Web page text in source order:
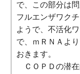
で、この部分は
フルエンザワク
ようで、不活化
で、ｍＲＮＡよ
おきます。
ＣＯＰＤの潜在